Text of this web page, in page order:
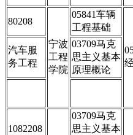
80208
宁波
工程
学院
05841车辆
工程基础
汽车服
务工程
03709马克
思主义基本
原理概论
1082208
03709马克
思主义基本